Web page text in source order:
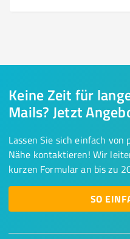
Keine Zeit für
Mails? Jetzt
Lassen Sie sich einfach von
Nähe kontaktieren! Wir
kurzen Formular an bis zu
SO